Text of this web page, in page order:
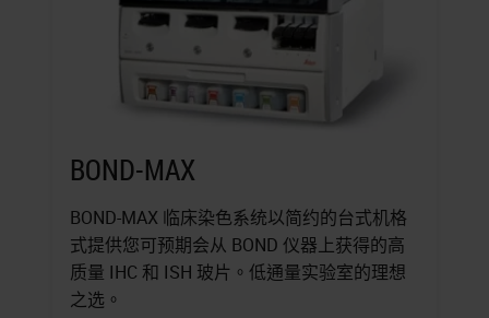
BOND-MAX
BOND-MAX 临床染色系统以简约的台式机格
式提供您可预期会从 BOND 仪器上获得的高
质量 IHC 和 ISH 玻片。低通量实验室的理想
之选。